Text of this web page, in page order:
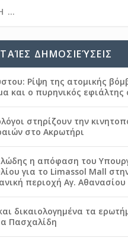
ΔΗΜΟΣΙΕΎΣΕΙΣ
Ρίψη της ατομικής
και ο πυρηνικός εφιάλτης
στηρίζουν την
στο Ακρωτήρι
η απόφαση του
για το Limassol Mall
περιοχή Αγ. Αθανασίου
δικαιολογημένα τα
Πασχαλίδη